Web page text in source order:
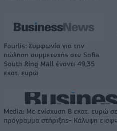
Fourlis: Συμφωνία για την
πώληση συμμετοχής στο Sofia
South Ring Mall έναντι 49,35
εκατ. ευρώ
Media: Με ενίσχυση 8 εκατ. ευρώ σε
πρόγραμμα στήριξης- Κάλυψη